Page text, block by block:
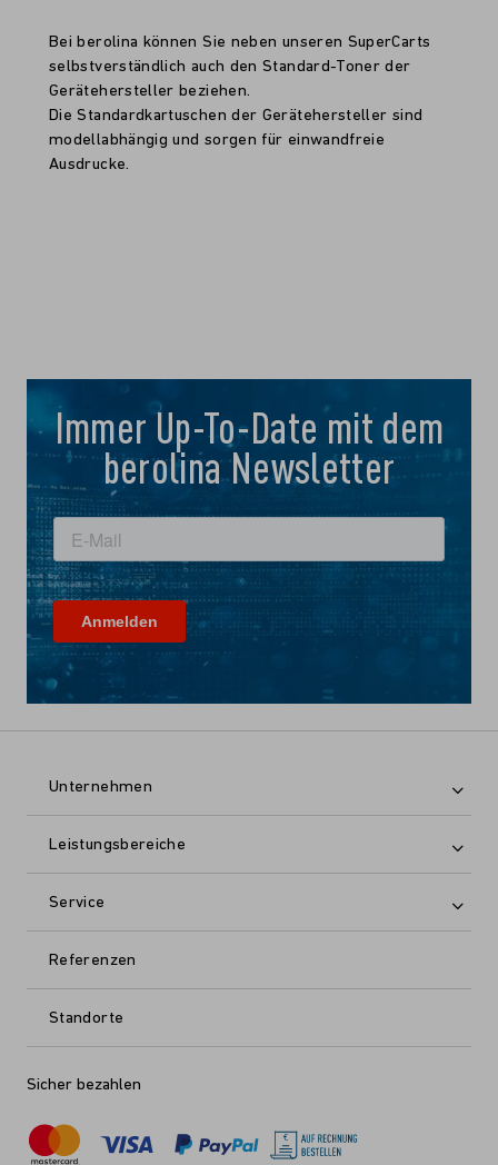
Bei berolina können Sie neben unseren SuperCarts
selbstverständlich auch den Standard-Toner der
Gerätehersteller beziehen.
Die Standardkartuschen der Gerätehersteller sind
modellabhängig und sorgen für einwandfreie
Ausdrucke.
Immer Up-To-Date mit dem
berolina Newsletter
Unternehmen
Leistungsbereiche
Service
Referenzen
Standorte
Sicher bezahlen